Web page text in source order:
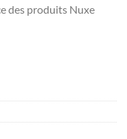
des produits Nuxe